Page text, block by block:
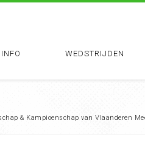
INFO WEDSTRIJDEN
& Kampioenschap van Vlaanderen